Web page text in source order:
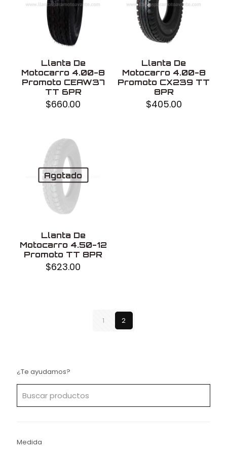
Llanta De
Motocarro 4.00-8
Promoto CEAW37
TT 6PR
$660.00
Llanta De
Motocarro 4.00-8
Promoto CX239 TT
8PR
$405.00
Agotado
Llanta De
Motocarro 4.50-12
Promoto TT 8PR
$623.00
1 2
¿Te ayudamos?
Medida